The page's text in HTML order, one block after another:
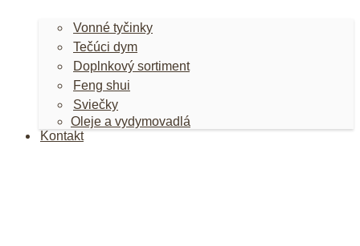
Vonné tyčinky
Tečúci dym
Doplnkový sortiment
Feng shui
Sviečky
Oleje a vydymovadlá
Kontakt